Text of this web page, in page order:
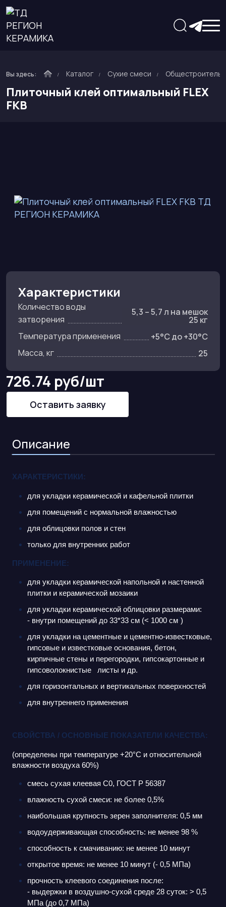
Вы здесь: Каталог Сухие смеси
Плиточный клей оптимальный FLEX
FKB
Характеристики
Количество воды
затворения
5,3 – 5,7 л на мешок
25 кг
Температура применения
+5°C до +30°C
Масса, кг
25
726.74 руб/шт
Оставить заявку
Описание
ХАРАКТЕРИСТИКИ:
для укладки керамической и кафельной плитки
для помещений с нормальной влажностью
для облицовки полов и стен
только для внутренних работ
ПРИМЕНЕНИЕ:
для укладки керамической напольной и настенной
плитки и керамической мозаики
для укладки керамической облицовки размерами:
- внутри помещений до 33*33 см (< 1000 см2)
для укладки на цементные и цементно-известковые,
гипсовые и известковые основания, бетон,
кирпичные стены и перегородки, гипсокартонные и
гипсоволокнистые листы и др.
для горизонтальных и вертикальных поверхностей
для внутреннего применения
СВОЙСТВА / ОСНОВНЫЕ ПОКАЗАТЕЛИ КАЧЕСТВА:
(определены при температуре +20°С и относительной
влажности воздуха 60%)
смесь сухая клеевая С0, ГОСТ Р 56387
влажность сухой смеси: не более 0,5%
наибольшая крупность зерен заполнителя: 0,5 мм
водоудерживающая способность: не менее 98 %
способность к смачиванию: не менее 10 минут
открытое время: не менее 10 минут (- 0,5 МПа)
прочность клеевого соединения после:
- выдержки в воздушно-сухой среде 28 суток: > 0,5
МПа (до 0,7 МПа)